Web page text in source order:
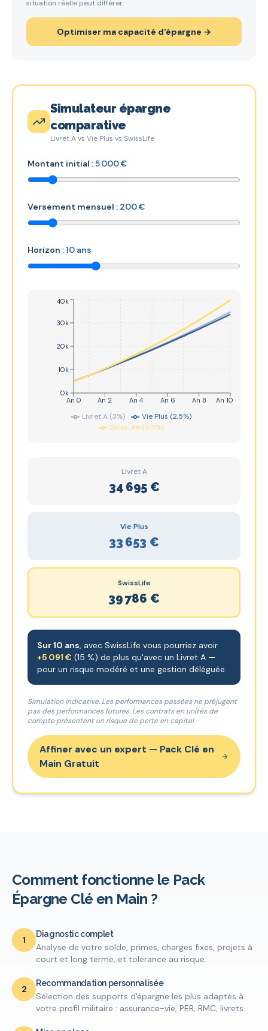
situation réelle peut différer.
Optimiser ma capacité d'épargne →
Simulateur épargne
comparative
Livret A vs Vie Plus vs SwissLife
Montant initial :5 000 €
Versement mensuel : 200 €
Horizon :10 ans
An 0 An 2 An 4 An 6 An 8 An 10
0k
10k
20k
30k
40k
Livret A (3%)
Vie Plus (2,5%)
SwissLife (5,5%)
Livret A
34 695 €
Vie Plus
33 653 €
SwissLife
39 786 €
Sur10 ans, avec SwissLife vous pourriez avoir
+5 091 € (15 %) de plus qu'avec un Livret A —
pour un risque modéré et une gestion déléguée.
Simulation indicative. Les performances passées ne préjugent
pas des performances futures. Les contrats en unités de
compte présentent un risque de perte en capital.
Affiner avec un expert — Pack Clé en
Main Gratuit
Comment fonctionne le Pack
Épargne Clé en Main ?
1
Diagnostic complet
Analyse de votre solde, primes, charges fixes, projets à
court et long terme, et tolérance au risque.
2
Recommandation personnalisée
Sélection des supports d'épargne les plus adaptés à
votre profil militaire : assurance-vie, PER, RMC, livrets.